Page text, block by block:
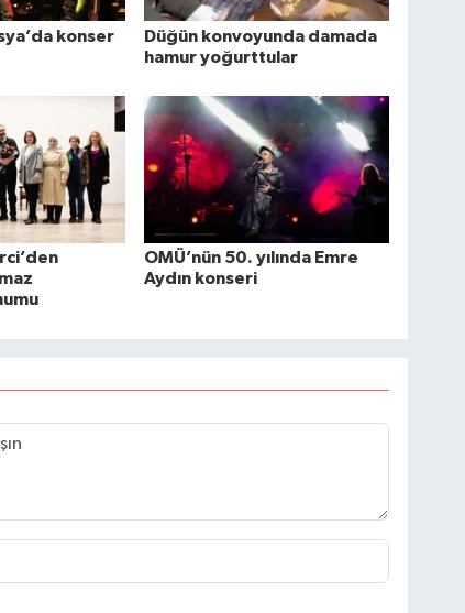
konser
Düğün konvoyunda damada
hamur yoğurttular
OMÜ’nün 50. yılında Emre
Aydın konseri